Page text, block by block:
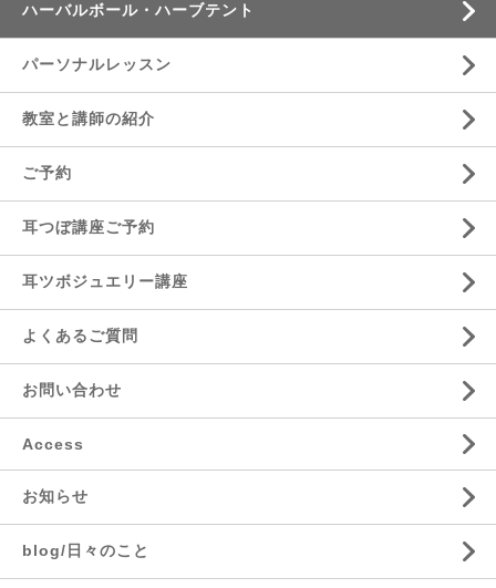
ハーバルボール・ハーブテント
パーソナルレッスン
教室と講師の紹介
ご予約
耳つぼ講座ご予約
耳ツボジュエリー講座
よくあるご質問
お問い合わせ
Access
お知らせ
blog/日々のこと